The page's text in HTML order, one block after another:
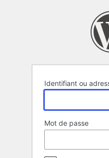
Identifiant ou
Mot de passe